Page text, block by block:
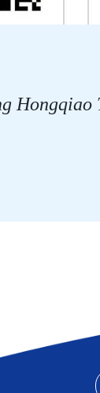
Hongqiao